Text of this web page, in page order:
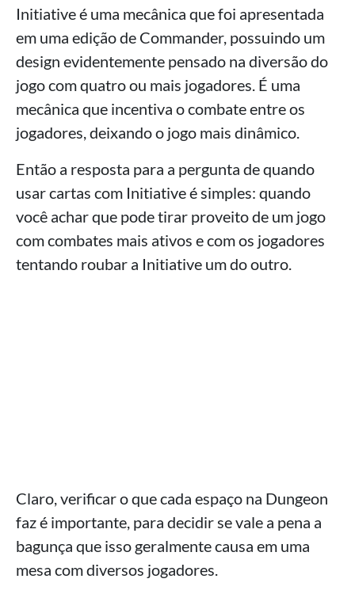
Initiative é uma mecânica que foi apresentada
em uma edição de Commander, possuindo um
design evidentemente pensado na diversão do
jogo com quatro ou mais jogadores. É uma
mecânica que incentiva o combate entre os
jogadores, deixando o jogo mais dinâmico.
Então a resposta para a pergunta de quando
usar cartas com Initiative é simples: quando
você achar que pode tirar proveito de um jogo
com combates mais ativos e com os jogadores
tentando roubar a Initiative um do outro.
Claro, verificar o que cada espaço na Dungeon
faz é importante, para decidir se vale a pena a
bagunça que isso geralmente causa em uma
mesa com diversos jogadores.